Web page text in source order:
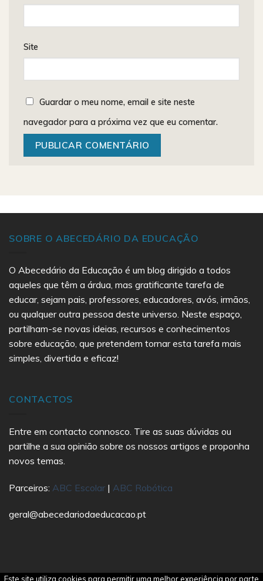
Site
Guardar o meu nome, email e site neste
navegador para a próxima vez que eu comentar.
SOBRE O ABECEDÁRIO DA EDUCAÇÃO
O Abecedário da Educação é um blog dirigido a todos
aqueles que têm a árdua, mas gratificante tarefa de
educar, sejam pais, professores, educadores, avós, irmãos,
ou qualquer outra pessoa deste universo. Neste espaço,
partilham-se novas ideias, recursos e conhecimentos
sobre educação, que pretendem tornar esta tarefa mais
simples, divertida e eficaz!
CONTACTOS
Entre em contacto connosco. Tire as suas dúvidas ou
partilhe a sua opinião sobre os nossos artigos e proponha
novos temas.
Parceiros: ABC Escolar | ABC Robótica
geral@abecedariodaeducacao.pt
Este site utiliza cookies para permitir uma melhor experiência por parte